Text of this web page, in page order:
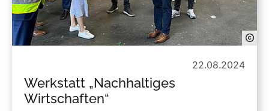
22.08.2024
Werkstatt „Nachhaltiges
Wirtschaften“